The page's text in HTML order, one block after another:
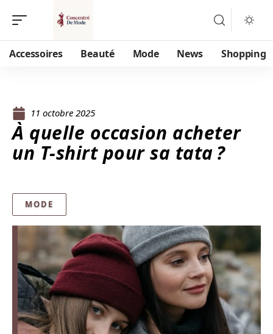
Accessoires Beauté Mode News Shopping
11 octobre 2025
À quelle occasion acheter
un T-shirt pour sa tata ?
MODE